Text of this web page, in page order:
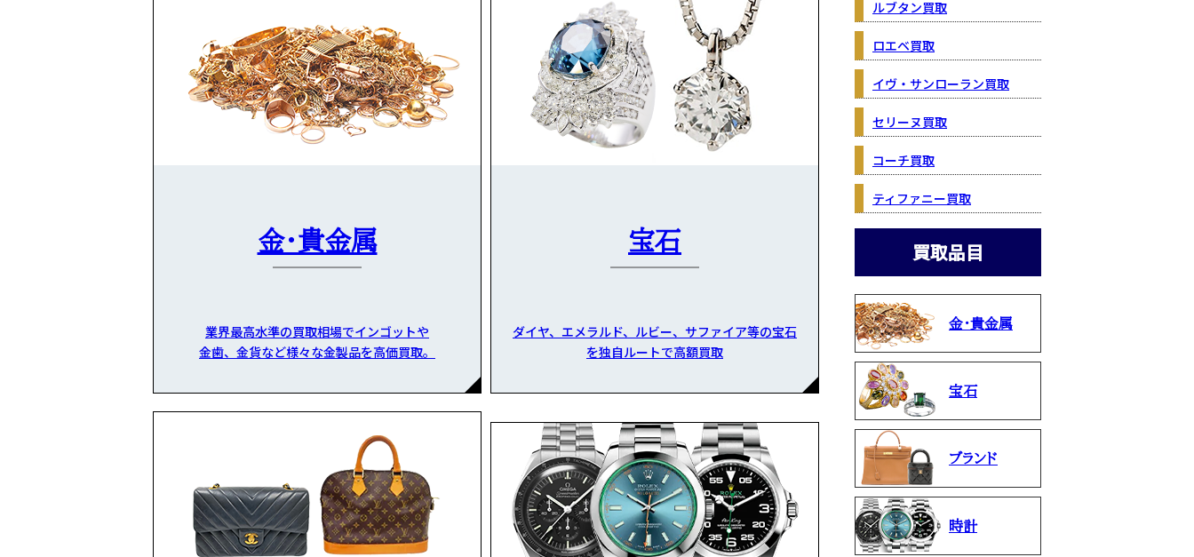
金・貴金属
業界最高水準の買取相場でインゴットや
金歯、金貨など様々な金製品を高価買取。
宝石
ダイヤ、エメラルド、ルビー、サファイア等の宝石
を独自ルートで高額買取
ルブタン買取
ロエベ買取
イヴ・サンローラン買取
セリーヌ買取
コーチ買取
ティファニー買取
買取品目
金・貴金属
宝石
ブランド
時計